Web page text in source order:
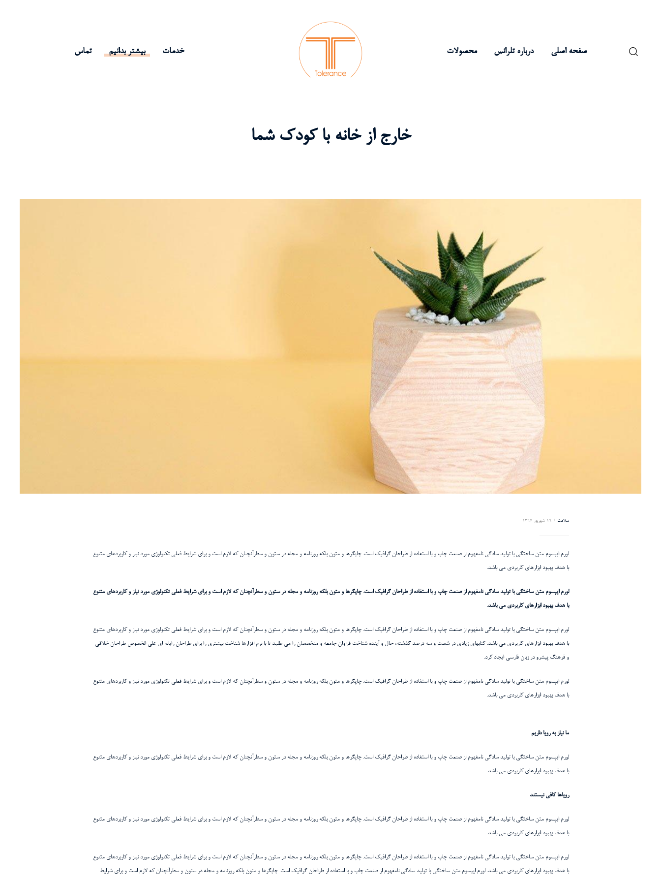
صفحه اصلی درباره تلرانس محصولات خدمات بیشتر بدانیم تماس
خارج از خانه با کودک شما
سلامت 19 شهریور 1397
لورم ایپسوم متن ساختگی با تولید سادگی نامفهوم از صنعت چاپ و با استفاده از طراحان گرافیک است. چاپگرها و متون بلکه روزنامه و مجله در ستون و سطرآنچنان که لازم است و برای شرایط فعلی تکنولوژی مورد نیاز و کاربردهای متنوع
با هدف بهبود ابزارهای کاربردی می باشد.
لورم ایپسوم متن ساختگی با تولید سادگی نامفهوم از صنعت چاپ و با استفاده از طراحان گرافیک است. چاپگرها و متون بلکه روزنامه و مجله در ستون و سطرآنچنان که لازم است و برای شرایط فعلی تکنولوژی مورد نیاز و کاربردهای متنوع
با هدف بهبود ابزارهای کاربردی می باشد.
لورم ایپسوم متن ساختگی با تولید سادگی نامفهوم از صنعت چاپ و با استفاده از طراحان گرافیک است. چاپگرها و متون بلکه روزنامه و مجله در ستون و سطرآنچنان که لازم است و برای شرایط فعلی تکنولوژی مورد نیاز و کاربردهای متنوع
با هدف بهبود ابزارهای کاربردی می باشد. کتابهای زیادی در شصت و سه درصد گذشته، حال و آینده شناخت فراوان جامعه و متخصصان را می طلبد تا با نرم افزارها شناخت بیشتری را برای طراحان رایانه ای علی الخصوص طراحان خلاقی
و فرهنگ پیشرو در زبان فارسی ایجاد کرد.
لورم ایپسوم متن ساختگی با تولید سادگی نامفهوم از صنعت چاپ و با استفاده از طراحان گرافیک است. چاپگرها و متون بلکه روزنامه و مجله در ستون و سطرآنچنان که لازم است و برای شرایط فعلی تکنولوژی مورد نیاز و کاربردهای متنوع
با هدف بهبود ابزارهای کاربردی می باشد.
ما نیاز به رویا داریم
لورم ایپسوم متن ساختگی با تولید سادگی نامفهوم از صنعت چاپ و با استفاده از طراحان گرافیک است. چاپگرها و متون بلکه روزنامه و مجله در ستون و سطرآنچنان که لازم است و برای شرایط فعلی تکنولوژی مورد نیاز و کاربردهای متنوع
با هدف بهبود ابزارهای کاربردی می باشد.
رویاها کافی نیستند
لورم ایپسوم متن ساختگی با تولید سادگی نامفهوم از صنعت چاپ و با استفاده از طراحان گرافیک است. چاپگرها و متون بلکه روزنامه و مجله در ستون و سطرآنچنان که لازم است و برای شرایط فعلی تکنولوژی مورد نیاز و کاربردهای متنوع
با هدف بهبود ابزارهای کاربردی می باشد.
لورم ایپسوم متن ساختگی با تولید سادگی نامفهوم از صنعت چاپ و با استفاده از طراحان گرافیک است. چاپگرها و متون بلکه روزنامه و مجله در ستون و سطرآنچنان که لازم است و برای شرایط فعلی تکنولوژی مورد نیاز و کاربردهای متنوع
با هدف بهبود ابزارهای کاربردی می باشد. لورم ایپسوم متن ساختگی با تولید سادگی نامفهوم از صنعت چاپ و با استفاده از طراحان گرافیک است. چاپگرها و متون بلکه روزنامه و مجله در ستون و سطرآنچنان که لازم است و برای شرایط